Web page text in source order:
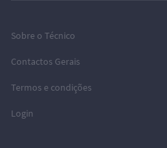
Sobre o Técnico
Contactos Gerais
Termos e condições
Login